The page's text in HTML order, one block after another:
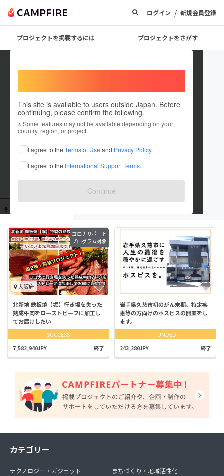
ログイン / 新規会員登録
プロジェクトを掲載するには プロジェクトをさがす
This site is available to users outside Japan. Before
continuing, please confirm the following.
※ Some features may not be available depending on your
country, region, or project.
I agree to the Terms of Use and Privacy Policy.
I agree to the International Support Terms.
Continue
bubon
出身国：日本 出身地：未設定
コロナサポート
プログラム対象
大阪府
北新地 鉄板焼【堀】行き場を失った
熟成牛肉をローストビーフに加工し
てお届けしたい
SUCCESS
7,582,940JPY 終了
岩手県久慈市初のがん末期、特定疾
患等の方向けのホスピスの開業をし
ます。
FUNDED
243,280JPY 終了
カテゴリー
テクノロジー・ガジェット
まちづくり・地域活性化